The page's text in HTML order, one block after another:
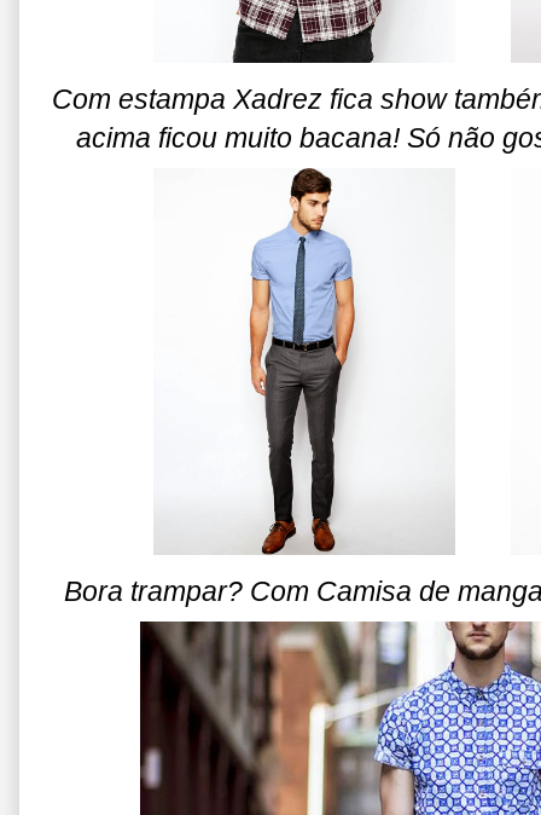
Com estampa Xadrez fica show
acima ficou muito bacana! Só não
Bora trampar? Com Camisa de